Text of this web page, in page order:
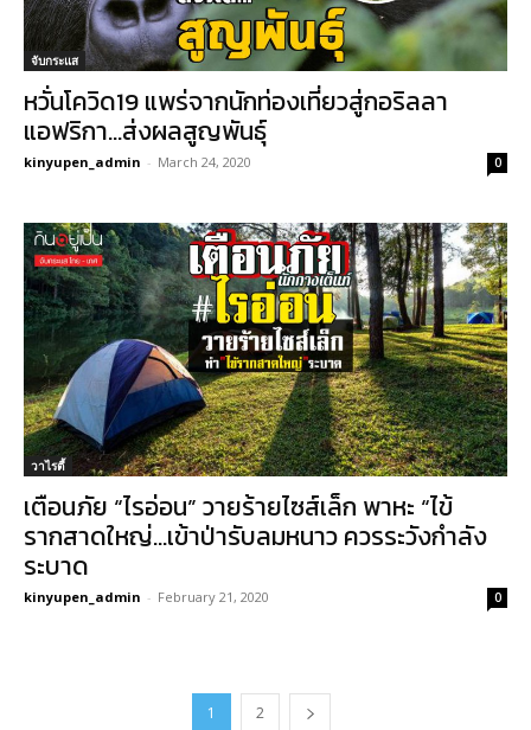
จับกระแส
หวั่นโควิด19 แพร่จากนักท่องเที่ยวสู่กอริลลา
แอฟริกา…ส่งผลสูญพันธุ์
kinyupen_admin - March 24, 2020 0
วาไรตี้
เตือนภัย “ไรอ่อน” วายร้ายไซส์เล็ก พาหะ “ไข้
รากสาดใหญ่…เข้าป่ารับลมหนาว ควรระวังกำลัง
ระบาด
kinyupen_admin - February 21, 2020 0
1 2